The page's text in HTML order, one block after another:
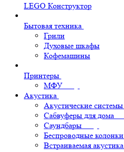
LEGO Конструктор
Бытовая техника
Грили
Духовые шкафы
Кофемашины
Принтеры
МФУ
Акустика
Акустические системы
Сабвуферы для дома
Саундбары
Беспроводные колонки
Встраиваемая акустика